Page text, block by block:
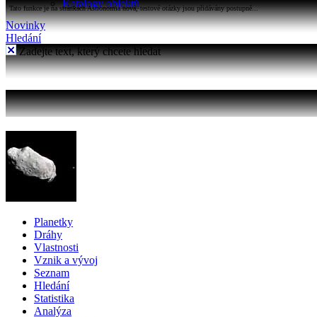
Katalogy objektů
Tato funkce je na stránkách Astronomia nová, testové otázky jsou přidávány postupně...
Novinky
Hledání
Zadejte text, který chcete hledat
Planetky
Dráhy
Vlastnosti
Vznik a vývoj
Seznam
Hledání
Statistika
Analýza